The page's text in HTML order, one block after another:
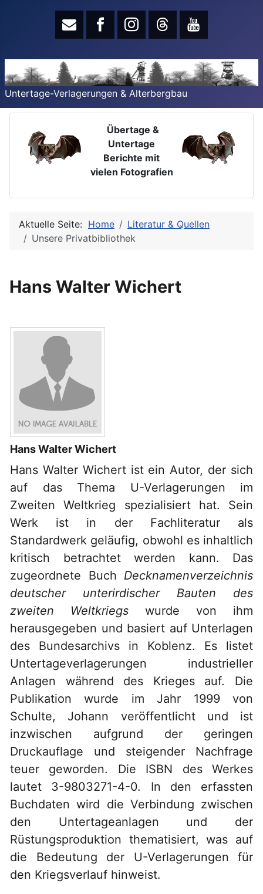
Untertage-Verlagerungen & Alterbergbau
Übertage &
Untertage
Berichte mit
vielen Fotografien
Aktuelle Seite: Home
Literatur & Quellen
Unsere Privatbibliothek
Hans Walter Wichert
Hans Walter Wichert
Hans Walter Wichert ist ein Autor, der sich
auf das Thema U-Verlagerungen im
Zweiten Weltkrieg spezialisiert hat. Sein
Werk ist in der Fachliteratur als
Standardwerk geläufig, obwohl es inhaltlich
kritisch betrachtet werden kann. Das
zugeordnete Buch Decknamenverzeichnis
deutscher unterirdischer Bauten des
zweiten Weltkriegs wurde von ihm
herausgegeben und basiert auf Unterlagen
des Bundesarchivs in Koblenz. Es listet
Untertageverlagerungen industrieller
Anlagen während des Krieges auf. Die
Publikation wurde im Jahr 1999 von
Schulte, Johann veröffentlicht und ist
inzwischen aufgrund der geringen
Druckauflage und steigender Nachfrage
teuer geworden. Die ISBN des Werkes
lautet 3-9803271-4-0. In den erfassten
Buchdaten wird die Verbindung zwischen
den Untertageanlagen und der
Rüstungsproduktion thematisiert, was auf
die Bedeutung der U-Verlagerungen für
den Kriegsverlauf hinweist.